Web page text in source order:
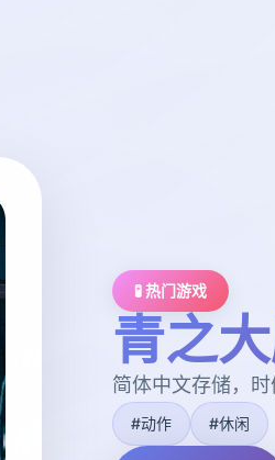
🧪 热门游戏
青之
简体中文存储，
#动作 #休闲